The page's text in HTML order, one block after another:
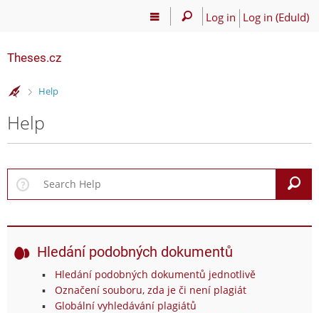
Log in Log in (EduId)
Theses.cz
>Help
Help
Hledání podobných dokumentů
Hledání podobných dokumentů jednotlivě
Označení souboru, zda je či není plagiát
Globální vyhledávání plagiátů